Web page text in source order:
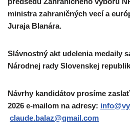
ministra zahraničných vecí a
Juraja Blanára.
Slávnostný akt udelenia medaily
Národnej rady Slovenskej
Návrhy kandidátov prosíme zaslať
2026 e-mailom na adresy:
claude.balaz@gmail.com